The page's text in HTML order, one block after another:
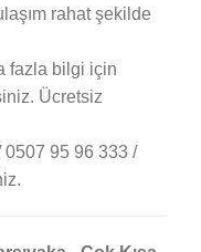
rahat şekilde
fazla bilgi için
Ücretsiz
0507 95 96 333 /